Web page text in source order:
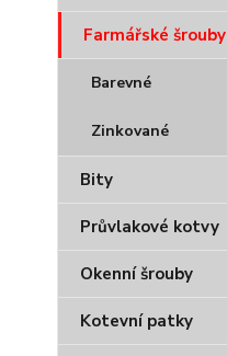
Farmářské šrouby
Barevné
Zinkované
Bity
Průvlakové kotvy
Okenní šrouby
Kotevní patky